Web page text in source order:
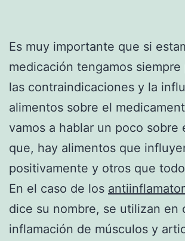
Es muy importante que si
medicación tengamos
las contraindicaciones y la
alimentos sobre el
vamos a hablar un poco sobre
que, hay alimentos que
positivamente y otros que
En el caso de los
dice su nombre, se utilizan en
inflamación de músculos y